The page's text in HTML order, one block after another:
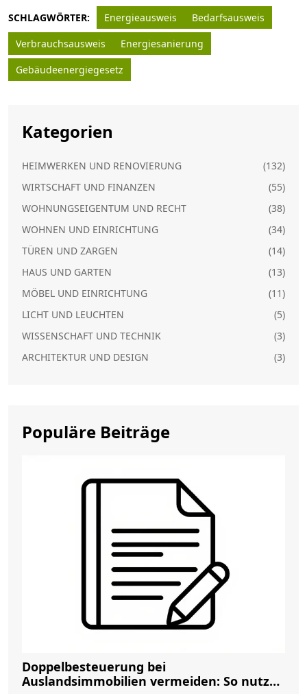
SCHLAGWÖRTER: Energieausweis
Bedarfsausweis
Verbrauchsausweis
Energiesanierung
Gebäudeenergiegesetz
Kategorien
HEIMWERKEN UND RENOVIERUNG
(132)
WIRTSCHAFT UND FINANZEN
(55)
WOHNUNGSEIGENTUM UND RECHT
(38)
WOHNEN UND EINRICHTUNG
(34)
TÜREN UND ZARGEN
(14)
HAUS UND GARTEN
(13)
MÖBEL UND EINRICHTUNG
(11)
LICHT UND LEUCHTEN
(5)
WISSENSCHAFT UND TECHNIK
(3)
ARCHITEKTUR UND DESIGN
(3)
Populäre Beiträge
Doppelbesteuerung bei
Auslandsimmobilien vermeiden: So nutzen